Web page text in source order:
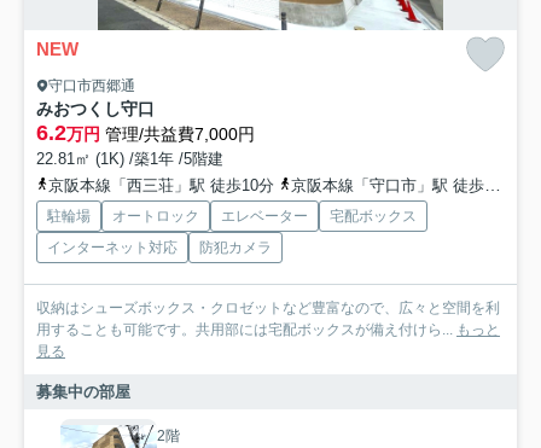
NEW
守口市西郷通
みおつくし守口
6.2万円 管理/共益費7,000円
22.81㎡ (1K) /築1年 /5階建
京阪本線「西三荘」駅 徒歩10分
京阪本線「守口市」駅 徒歩10分
駐輪場 オートロック エレベーター
宅配ボックス
インターネット対応
防犯カメラ
収納はシューズボックス・クロゼットなど豊富なので、広々と空間を利
用することも可能です。共用部には宅配ボックスが備え付けら... もっと
見る
募集中の部屋
2階